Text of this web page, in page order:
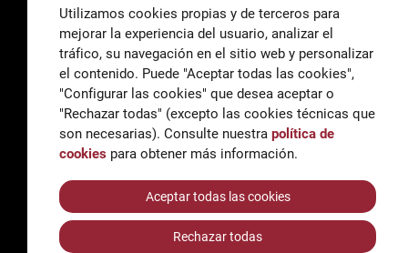
General
correu@escoladeltreball.org
Información
informacio@escoladeltreball.org
Utilizamos cookies propias y de terceros para
mejorar la experiencia del usuario, analizar el
tráfico, su navegación en el sitio web y personalizar
el contenido. Puede "Aceptar todas las cookies",
"Configurar las cookies" que desea aceptar o
"Rechazar todas" (excepto las cookies técnicas que
son necesarias). Consulte nuestra política de
cookies para obtener más información.
Aceptar todas las cookies
Rechazar todas